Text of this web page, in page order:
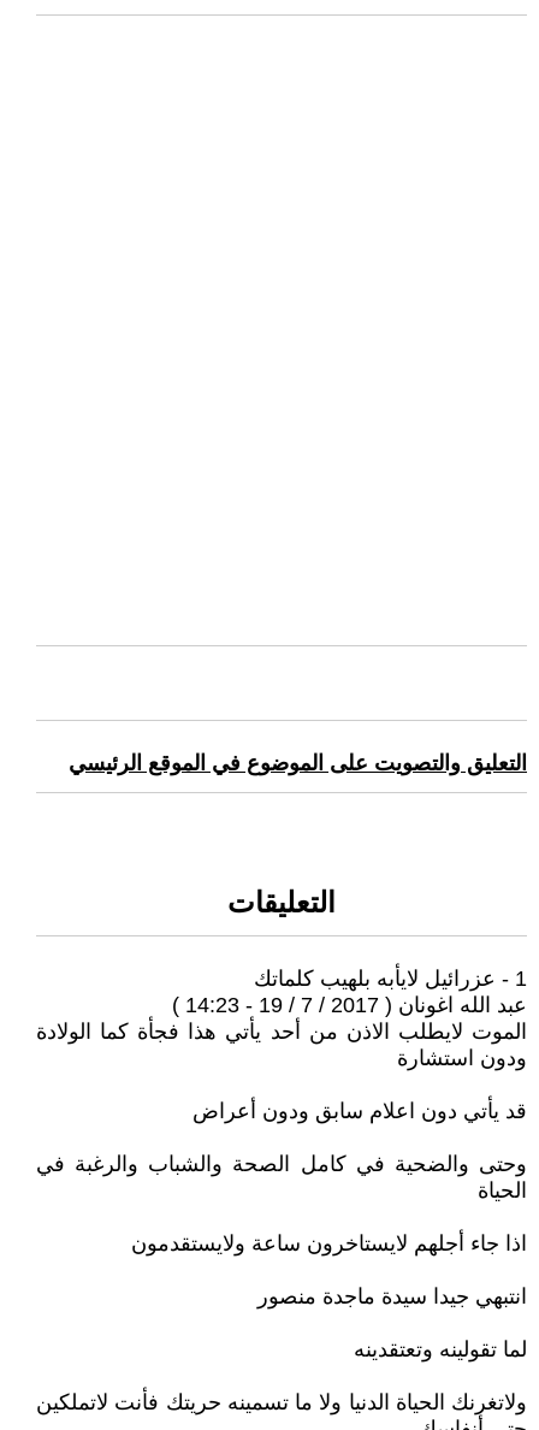
التعليق والتصويت على الموضوع في الموقع الرئيسي
التعليقات
1 - عزرائيل لايأبه بلهيب كلماتك
عبد الله اغونان ( 2017 / 7 / 19 - 14:23 )
الموت لايطلب الاذن من أحد يأتي هذا فجأة كما الولادة
ودون استشارة
قد يأتي دون اعلام سابق ودون أعراض
وحتى والضحية في كامل الصحة والشباب والرغبة في
الحياة
اذا جاء أجلهم لايستاخرون ساعة ولايستقدمون
انتبهي جيدا سيدة ماجدة منصور
لما تقولينه وتعتقدينه
ولاتغرنك الحياة الدنيا ولا ما تسمينه حريتك فأنت لاتملكين